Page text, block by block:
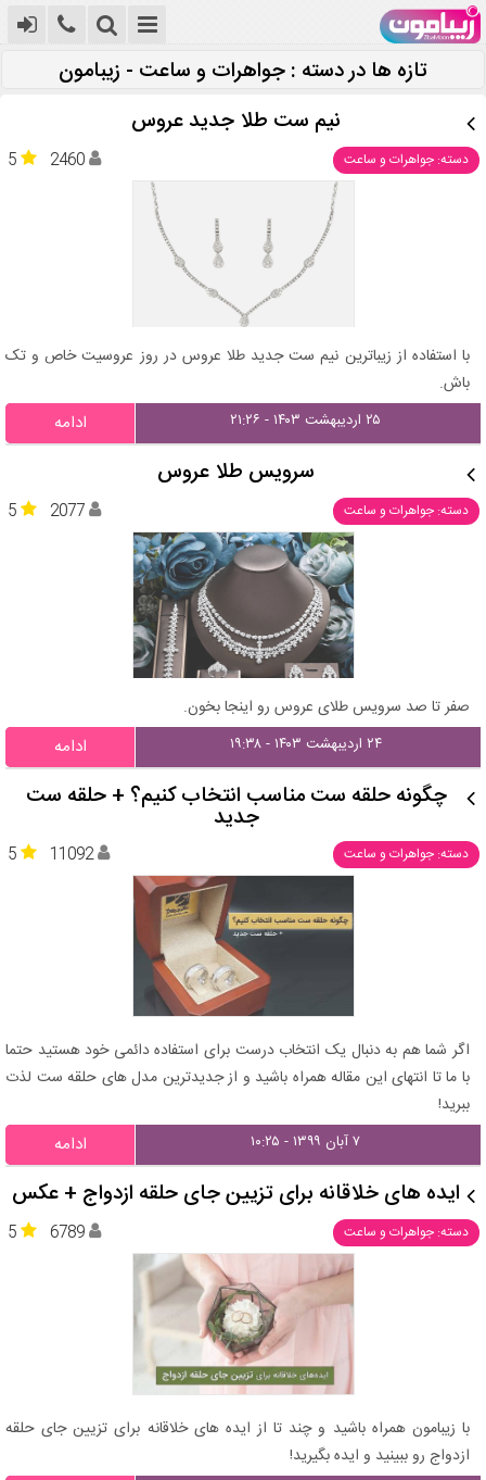
تازه ها در دسته : جواهرات و ساعت - زیبامون
نیم ست طلا جدید عروس
دسته: جواهرات و ساعت 5 2460
با استفاده از زیباترین نیم ست جدید طلا عروس در روز عروسیت خاص و تک
باش.
۲۵ اردیبهشت ۱۴۰۳ - ۲۱:۲۶ ادامه
سرویس طلا عروس
دسته: جواهرات و ساعت 5 2077
صفر تا صد سرویس طلای عروس رو اینجا بخون.
۲۴ اردیبهشت ۱۴۰۳ - ۱۹:۳۸ ادامه
چگونه حلقه ست مناسب انتخاب کنیم؟ + حلقه ست
جدید
دسته: جواهرات و ساعت 5 11092
اگر شما هم به دنبال یک انتخاب درست برای استفاده دائمی خود هستید حتما
با ما تا انتهای این مقاله همراه باشید و از جدیدترین مدل های حلقه ست لذت
ببرید!
۷ آبان ۱۳۹۹ - ۱۰:۲۵ ادامه
ایده های خلاقانه برای تزیین جای حلقه ازدواج + عکس
دسته: جواهرات و ساعت 5 6789
با زیبامون همراه باشید و چند تا از ایده های خلاقانه برای تزیین جای حلقه
ازدواج رو ببینید و ایده بگیرید!